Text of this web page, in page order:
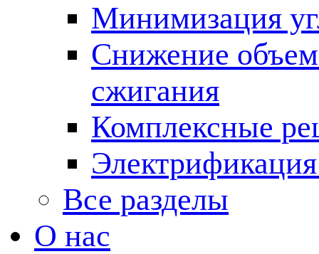
Минимизация
Снижение
сжигания
Комплексные
Все разделы
О нас